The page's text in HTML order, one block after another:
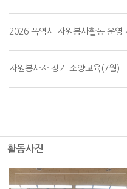
2026 폭염시 자원봉사활동 운영
자원봉사자 정기 소양교육(7월)
활동사진